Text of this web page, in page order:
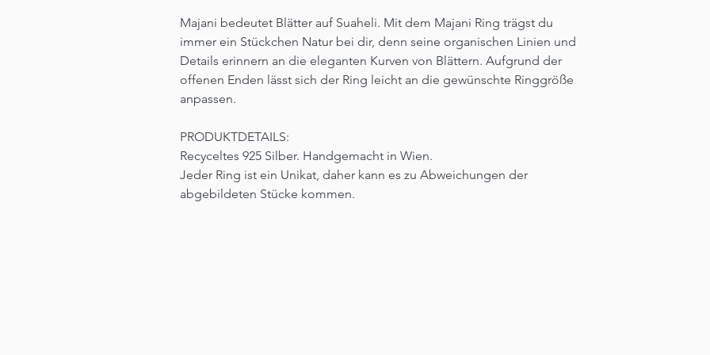
Majani bedeutet Blätter auf Suaheli. Mit dem Majani Ring trägst du
immer ein Stückchen Natur bei dir, denn seine organischen Linien und
Details erinnern an die eleganten Kurven von Blättern. Aufgrund der
offenen Enden lässt sich der Ring leicht an die gewünschte Ringgröße
anpassen.
PRODUKTDETAILS:
Recyceltes 925 Silber. Handgemacht in Wien.
Jeder Ring ist ein Unikat, daher kann es zu Abweichungen der
abgebildeten Stücke kommen.